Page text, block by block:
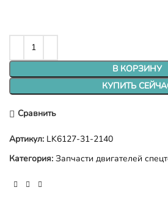
В КОРЗИНУ
КУПИТЬ
Сравнить
Артикул: LK6127-31-2140
Категория: Запчасти двигателей